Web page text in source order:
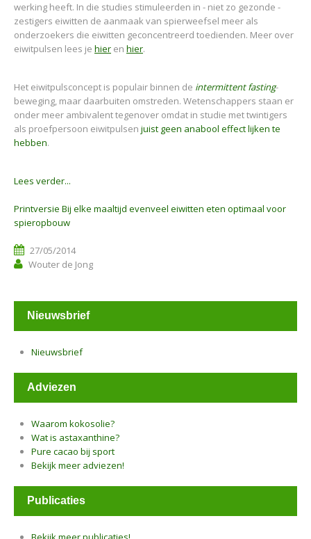
werking heeft. In die studies stimuleerden in - niet zo gezonde -
zestigers eiwitten de aanmaak van spierweefsel meer als
onderzoekers die eiwitten geconcentreerd toedienden. Meer over
eiwitpulsen lees je hier en hier.
Het eiwitpulsconcept is populair binnen de intermittent fasting-
beweging, maar daarbuiten omstreden. Wetenschappers staan er
onder meer ambivalent tegenover omdat in studie met twintigers
als proefpersoon eiwitpulsen juist geen anabool effect lijken te
hebben.
Lees verder...
Printversie Bij elke maaltijd evenveel eiwitten eten optimaal voor
spieropbouw
27/05/2014
Wouter de Jong
Nieuwsbrief
Nieuwsbrief
Adviezen
Waarom kokosolie?
Wat is astaxanthine?
Pure cacao bij sport
Bekijk meer adviezen!
Publicaties